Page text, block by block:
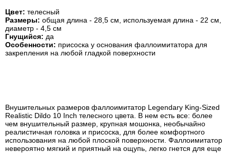
Цвет: телесный
Размеры: общая длина - 28,5 см, используемая длина - 22 см,
диаметр - 4,5 см
Гнущийся: да
Особенности: присоска у основания фаллоимитатора для
закрепления на любой гладкой поверхности
Внушительных размеров фаллоимитатор Legendary King-Sized
Realistic Dildo 10 Inch телесного цвета. В нем есть все: более
чем внушительный размер, крупная мошонка, необычайно
реалистичная головка и присоска, для более комфортного
использования на любой плоской поверхности. Фаллоимитатор
невероятно мягкий и приятный на ощупь, легко гнется для еще